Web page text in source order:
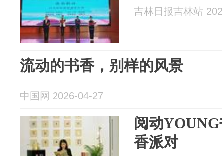
吉林日报吉林站
流动的书香，别样的风景
中国网 2026-04-27
阅动
香派对